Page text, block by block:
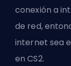
conexión a
de red,
internet sea
en CS2.